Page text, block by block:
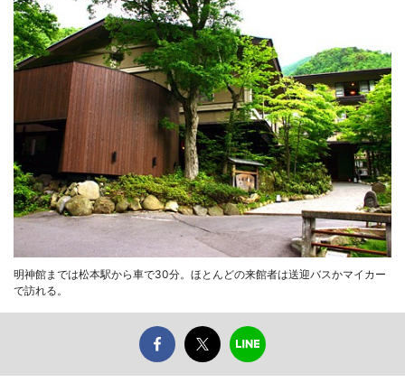
明神館までは松本駅から車で30分。ほとんどの来館者は送迎バスかマイカー
で訪れる。